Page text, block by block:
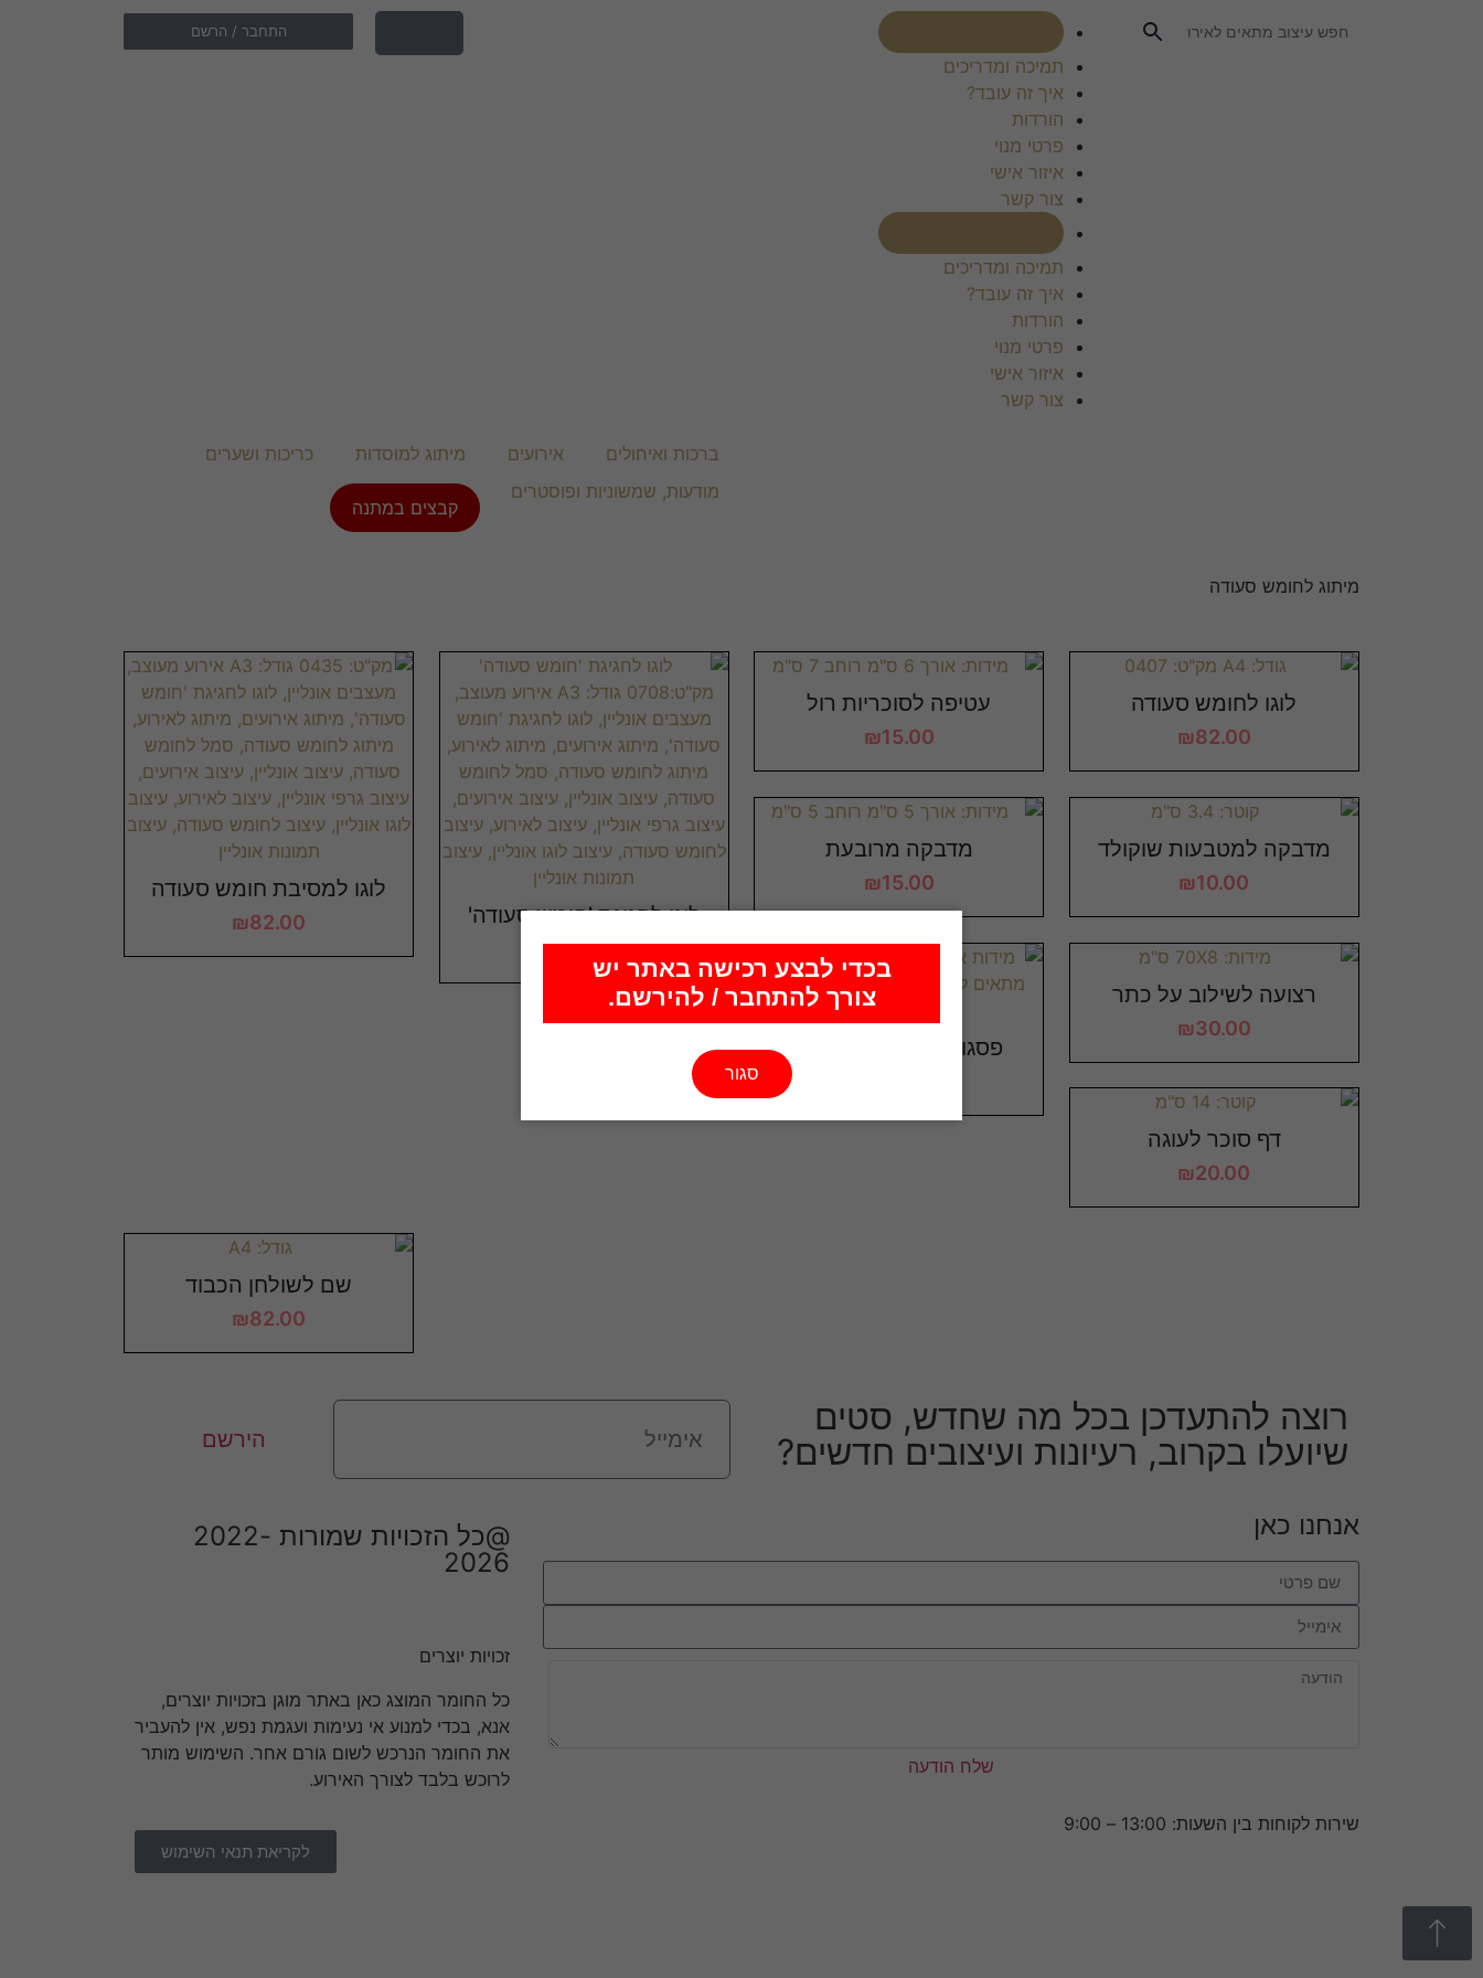
בכדי לבצע רכישה באתר יש
צורך להתחבר / להירשם.
סגור
תמיכה ומדריכים
איך זה עובד?
הורדות
פרטי מנוי
איזור אישי
צור קשר
תמיכה ומדריכים
איך זה עובד?
הורדות
פרטי מנוי
איזור אישי
צור קשר
התחבר / הרשם
ברכות ואיחולים אירועים מיתוג למוסדות
כריכות ושערים
מודעות, שמשוניות ופוסטרים
קבצים במתנה
מיתוג לחומש סעודה
לוגו למסיבת חומש סעודה
₪82.00 לוגו לחגיגת 'חומש סעודה'
₪82.00
עטיפה לסוכריות רול
₪15.00
לוגו לחומש סעודה
₪82.00
מדבקה מרובעת
₪15.00
מדבקה למטבעות שוקולד
₪10.00
פסגור לשקית ממתקים
רצועה לשילוב על כתר
₪30.00
דף סוכר לעוגה
₪20.00
שם לשולחן הכבוד
₪82.00
רוצה להתעדכן בכל מה שחדש, סטים
שיועלו בקרוב, רעיונות ועיצובים חדשים?
הירשם
אנחנו כאן
שלח הודעה
שירות לקוחות בין השעות: 13:00 – 9:00
@כל הזכויות שמורות 2022-
2026
זכויות יוצרים
כל החומר המוצג כאן באתר מוגן בזכויות יוצרים,
אנא, בכדי למנוע אי נעימות ועגמת נפש, אין להעביר
את החומר הנרכש לשום גורם אחר. השימוש מותר
לרוכש בלבד לצורך האירוע.
לקריאת תנאי השימוש